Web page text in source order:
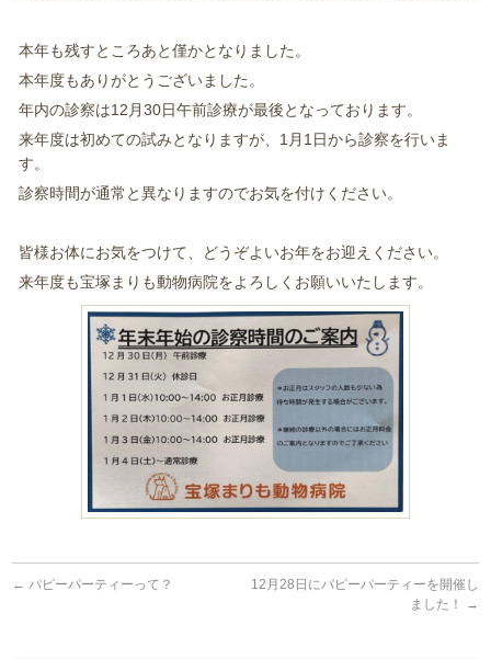
本年も残すところあと僅かとなりました。
本年度もありがとうございました。
年内の診察は12月30日午前診療が最後となっております。
来年度は初めての試みとなりますが、1月1日から診察を行いま
す。
診察時間が通常と異なりますのでお気を付けください。
皆様お体にお気をつけて、どうぞよいお年をお迎えください。
来年度も宝塚まりも動物病院をよろしくお願いいたします。
← パピーパーティーって？
12月28日にパピーパーティーを開催し
ました！
→